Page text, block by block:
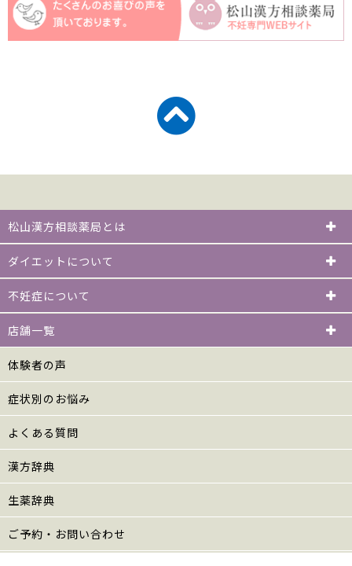
松山漢方相談薬局とは
ダイエットについて
不妊症について
店舗一覧
体験者の声
症状別のお悩み
よくある質問
漢方辞典
生薬辞典
ご予約・お問い合わせ